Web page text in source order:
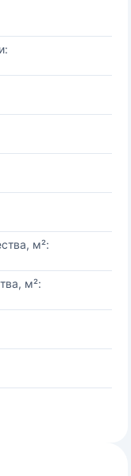
м²:
м²: